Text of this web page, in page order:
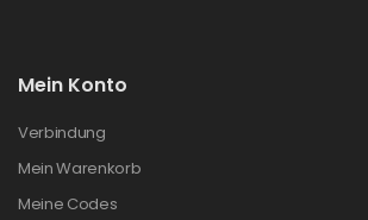
Mein Konto
Verbindung
Mein Warenkorb
Meine Codes